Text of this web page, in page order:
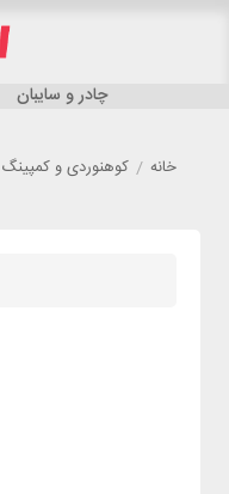
چادر و سایبان
خانه / کوهنوردی و کمپینگ